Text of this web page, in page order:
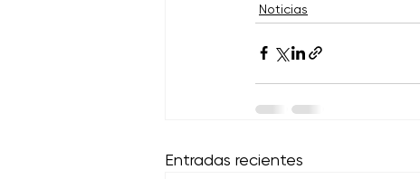
Noticias
Entradas recientes